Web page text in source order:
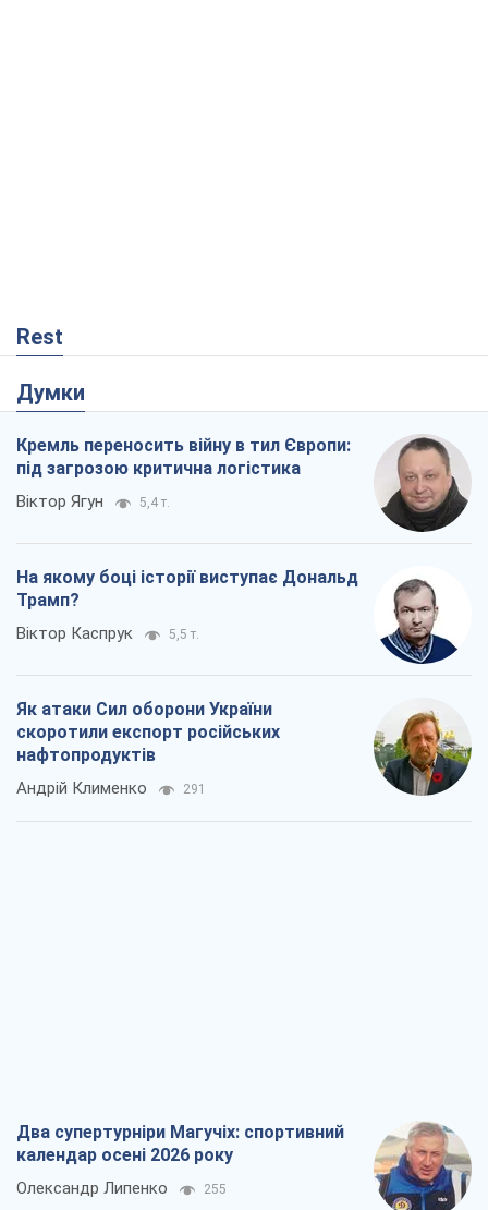
Rest
Думки
Кремль переносить війну в тил Європи:
під загрозою критична логістика
Віктор Ягун 5,4 т.
На якому боці історії виступає Дональд
Трамп?
Віктор Каспрук 5,5 т.
Як атаки Сил оборони України
скоротили експорт російських
нафтопродуктів
Андрій Клименко 291
Два супертурніри Магучіх: спортивний
календар осені 2026 року
Олександр Липенко 255